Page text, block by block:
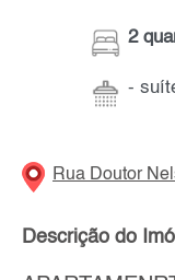
2
-
Rua Doutor
Descrição do